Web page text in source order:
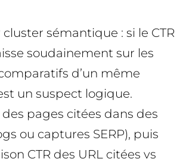
sémantique : si le CTR
soudainement sur les
d’un même
un suspect logique.
pages citées dans des
ou captures SERP), puis
CTR des URL citées vs